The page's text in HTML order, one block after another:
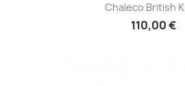
Chaleco British
110,00 €